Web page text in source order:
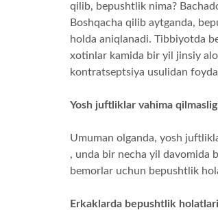
qilib, bepushtlik nima?
Boshqacha qilib aytganda,
holda aniqlanadi. Tibbiyotda
xotinlar kamida bir yil jinsiy
kontratseptsiya usulidan
Yosh juftliklar vahima
Umuman olganda, yosh
, unda bir necha yil davomida
bemorlar uchun bepushtlik
Erkaklarda bepushtlik